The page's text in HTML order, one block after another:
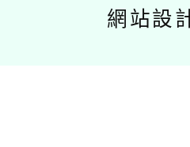
網站設